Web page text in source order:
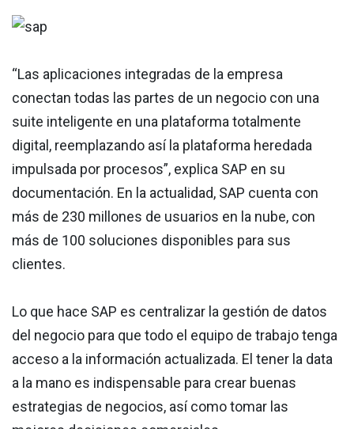
“Las aplicaciones integradas de la empresa
conectan todas las partes de un negocio con una
suite inteligente en una plataforma totalmente
digital, reemplazando así la plataforma heredada
impulsada por procesos”, explica SAP en su
documentación. En la actualidad, SAP cuenta con
más de 230 millones de usuarios en la nube, con
más de 100 soluciones disponibles para sus
clientes.
Lo que hace SAP es centralizar la gestión de datos
del negocio para que todo el equipo de trabajo tenga
acceso a la información actualizada. El tener la data
a la mano es indispensable para crear buenas
estrategias de negocios, así como tomar las